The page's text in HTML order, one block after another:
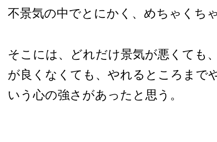
不景気の中でとにかく、めちゃくち
そこには、どれだけ景気が悪くても
が良くなくても、やれるところまで
いう心の強さがあったと思う。